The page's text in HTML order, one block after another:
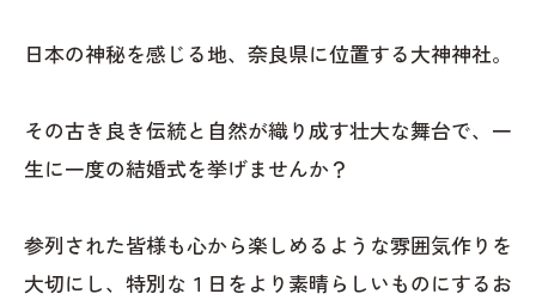
日本の神秘を感じる地、奈良県に位置する大神神社。
その古き良き伝統と自然が織り成す壮大な舞台で、一
生に一度の結婚式を挙げませんか？
参列された皆様も心から楽しめるような雰囲気作りを
大切にし、特別な１日をより素晴らしいものにするお